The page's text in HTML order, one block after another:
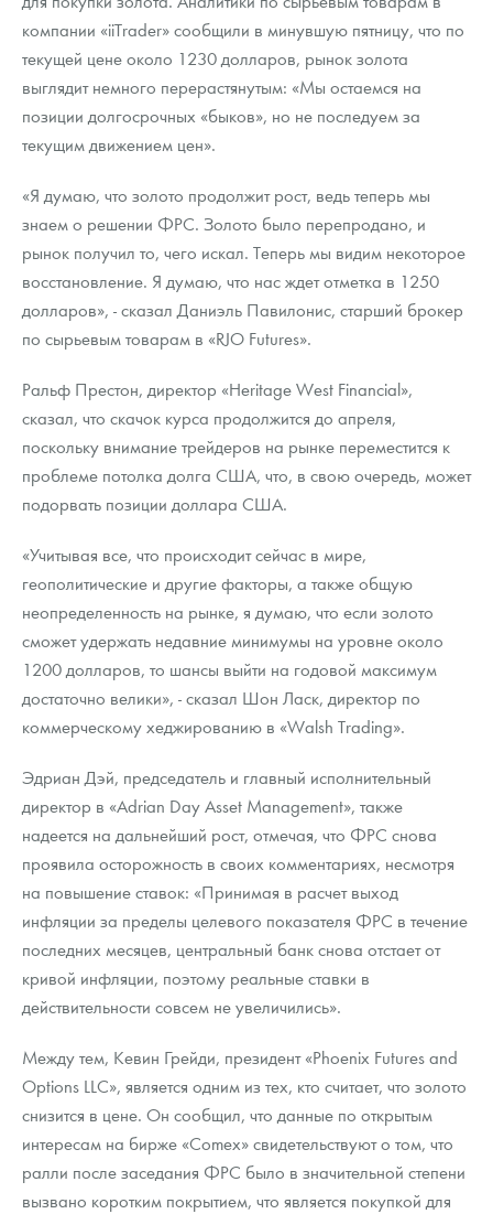
компании «iiTrader» сообщили в минувшую пятницу, что по
текущей цене около 1230 долларов, рынок золота
выглядит немного перерастянутым: «Мы остаемся на
позиции долгосрочных «быков», но не последуем за
текущим движением цен».
«Я думаю, что золото продолжит рост, ведь теперь мы
знаем о решении ФРС. Золото было перепродано, и
рынок получил то, чего искал. Теперь мы видим некоторое
восстановление. Я думаю, что нас ждет отметка в 1250
долларов», - сказал Даниэль Павилонис, старший брокер
по сырьевым товарам в «RJO Futures».
Ральф Престон, директор «Heritage West Financial»,
сказал, что скачок курса продолжится до апреля,
поскольку внимание трейдеров на рынке переместится к
проблеме потолка долга США, что, в свою очередь, может
подорвать позиции доллара США.
«Учитывая все, что происходит сейчас в мире,
геополитические и другие факторы, а также общую
неопределенность на рынке, я думаю, что если золото
сможет удержать недавние минимумы на уровне около
1200 долларов, то шансы выйти на годовой максимум
достаточно велики», - сказал Шон Ласк, директор по
коммерческому хеджированию в «Walsh Trading».
Эдриан Дэй, председатель и главный исполнительный
директор в «Adrian Day Asset Management», также
надеется на дальнейший рост, отмечая, что ФРС снова
проявила осторожность в своих комментариях, несмотря
на повышение ставок: «Принимая в расчет выход
инфляции за пределы целевого показателя ФРС в течение
последних месяцев, центральный банк снова отстает от
кривой инфляции, поэтому реальные ставки в
действительности совсем не увеличились».
Между тем, Кевин Грейди, президент «Phoenix Futures and
Options LLC», является одним из тех, кто считает, что золото
снизится в цене. Он сообщил, что данные по открытым
интересам на бирже «Comex» свидетельствуют о том, что
ралли после заседания ФРС было в значительной степени
вызвано коротким покрытием, что является покупкой для